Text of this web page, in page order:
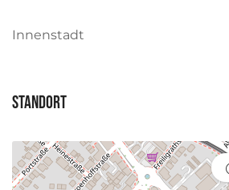
Innenstadt
Standort